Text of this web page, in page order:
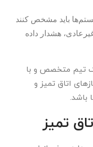
باید مشخص کنند
هشدار داده
تیم متخصص و با
اتاق تمیز و
باشد.
تمیز